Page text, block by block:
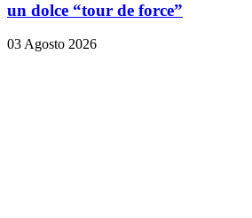
un dolce “tour de force”
03 Agosto 2026